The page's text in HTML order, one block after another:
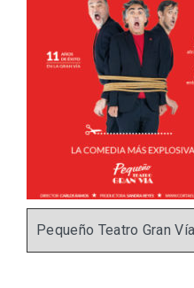
Pequeño Teatro Gran